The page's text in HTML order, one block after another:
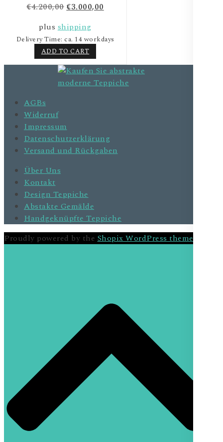
€4.200,00€3.000,00
plusshipping
Delivery Time: ca. 14 workdays
ADD TO CART
AGBs
Widerruf
Impressum
Datenschutzerklärung
Versand und Rückgaben
Über Uns
Kontakt
Design Teppiche
Abstakte Gemälde
Handgeknüpfte Teppiche
Proudly powered by theShopix WordPress theme